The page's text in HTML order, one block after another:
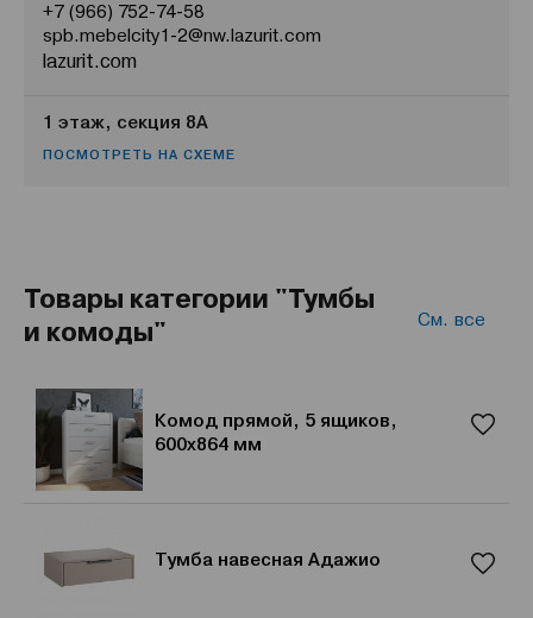
+7 (966) 752-74-58
spb.mebelcity1-2@nw.lazurit.com
lazurit.com
1 этаж, секция 8А
ПОСМОТРЕТЬ НА СХЕМЕ
Товары категории "Тумбы
и комоды"
См. все
Комод прямой, 5 ящиков,
600x864 мм
Тумба навесная Адажио